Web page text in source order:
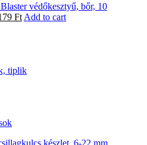
védőkesztyű, bőr, 10
Ft Add to cart
tiplik
készlet, 6-22 mm